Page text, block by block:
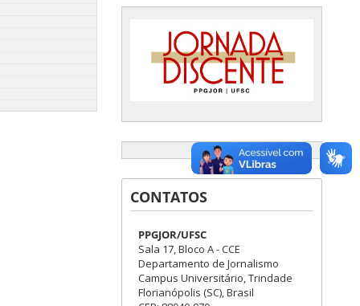
CONTATOS
PPGJOR/UFSC
Sala 17, Bloco A - CCE
Departamento de Jornalismo
Campus Universitário, Trindade
Florianópolis (SC), Brasil